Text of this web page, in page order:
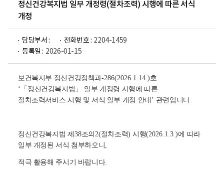
정신건강복지법 일부 개정령(절차조력) 시행에 따른 서식
개정
담당부서 : 전화번호 : 2204-1459
등록일 : 2026-01-15
보건복지부 정신건강정책과-286(2026.1.14.)호
‘ 「 정신건강복지법 」 일부 개정령 시행에 따른
절차조력서비스 시행 및 서식 일부 개정 안내 ’ 관련입니다.
정신건강복지법 제 38조의 2(절차조력)시행(2026.1.3.)에 따라
일부 개정된 서식 첨부하오니 ,
적극 활용해 주시기 바랍니다.